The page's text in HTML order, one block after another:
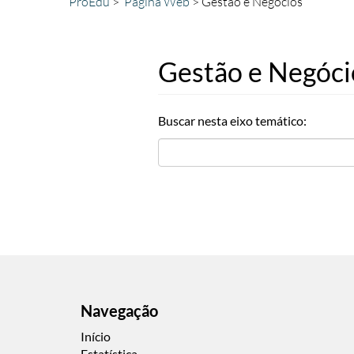
Gestão e
Buscar nesta eixo temático:
Navegação
Início